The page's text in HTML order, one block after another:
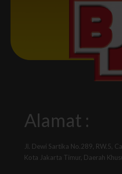
Alamat :
Jl. Dewi Sartika No.289, RW.5,
Kota Jakarta Timur, Daerah